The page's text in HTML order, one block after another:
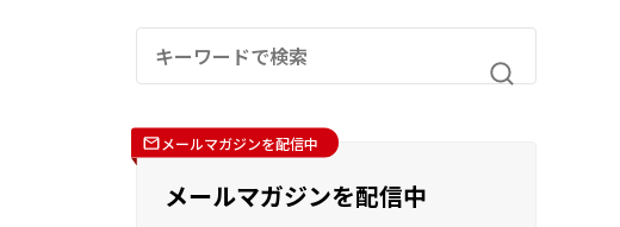
メールマガジンを配信中
メールマガジンを配信中